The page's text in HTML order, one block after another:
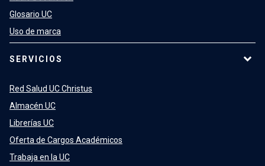
Glosario UC
Uso de marca
SERVICIOS
Red Salud UC Christus
Almacén UC
Librerías UC
Oferta de Cargos Académicos
Trabaja en la UC